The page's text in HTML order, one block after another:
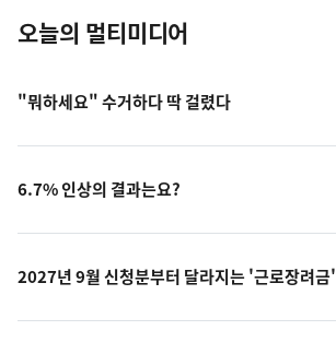
오늘의 멀티미디어
"뭐하세요" 수거하다 딱 걸렸다
6.7% 인상의 결과는요?
2027년 9월 신청분부터 달라지는 '근로장려금'